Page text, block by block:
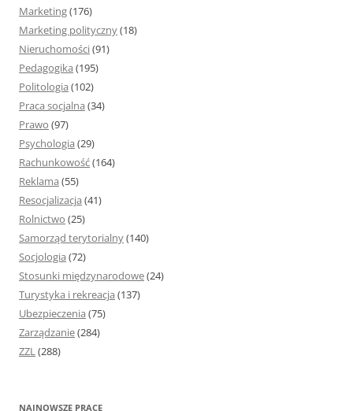
Marketing(176)
Marketing polityczny(18)
Nieruchomości(91)
Pedagogika (195)
Politologia (102)
Praca socjalna (34)
Prawo (97)
Psychologia (29)
Rachunkowość(164)
Reklama (55)
Resocjalizacja (41)
Rolnictwo (25)
Samorząd terytorialny(140)
Socjologia (72)
Stosunki międzynarodowe(24)
Turystyka i rekreacja (137)
Ubezpieczenia (75)
Zarządzanie(284)
ZZL(288)
NAJNOWSZE PRACE